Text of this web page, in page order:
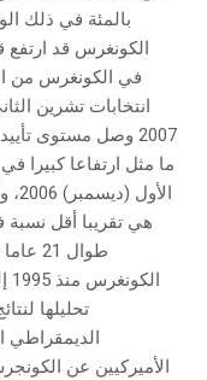
بالمئة في ذلك
الكونغرس قد ارتفع
في الكونغرس من
ما مثل ارتفاعا
هي تقريبا أقل
طوال
تحليلها